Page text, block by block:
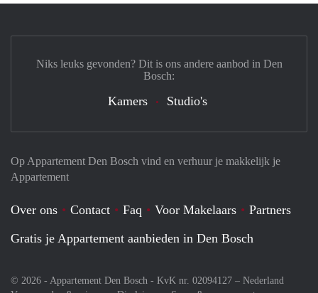
Op Appartement Den Bosch vind en verhuur je makkelijk je
Appartement
Over ons Contact Faq Voor Makelaars
Partners
Gratis je Appartement aanbieden in Den Bosch
© 2026 - Appartement Den Bosch - KvK nr. 02094127 – Nederland
Niks leuks gevonden? Dit is ons andere aanbod in Den
Bosch:
Kamers Studio's